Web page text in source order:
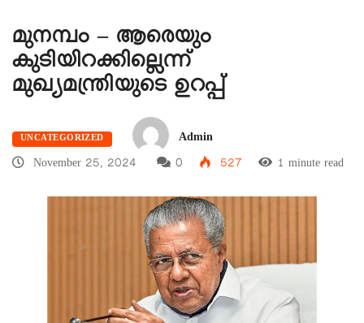
മുനമ്പം – ആരെയും
കുടിയിറക്കില്ലെന്ന്
മുഖ്യമന്ത്രിയുടെ ഉറപ്പ്
UNCATEGORIZED
Admin
November 25, 2024
0 527 1 minute read